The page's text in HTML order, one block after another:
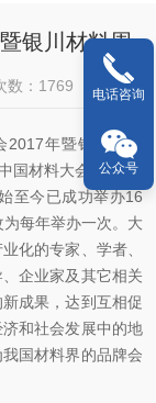
银川材料周
数：1769
年暨银川材料
国材料大会”是中国
至今已成功举办16
每年举办一次。大
化的专家、学者、
企业家及其它相关
成果，达到互相促
和社会发展中的地
国材料界的品牌会
电话咨询
公众号